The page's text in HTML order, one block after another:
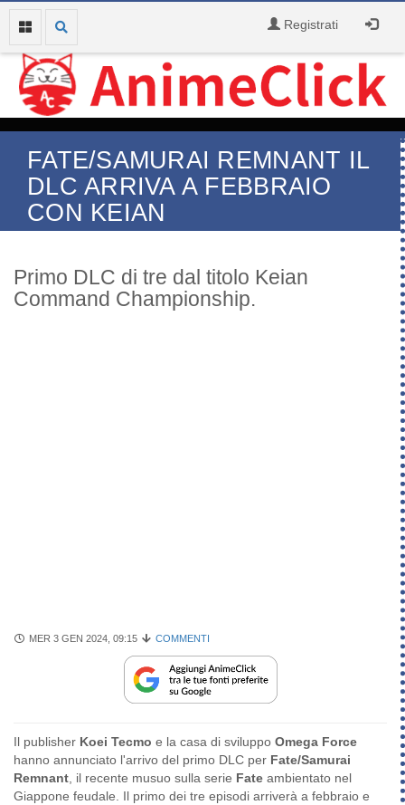
Registrati
FATE/SAMURAI REMNANT IL
DLC ARRIVA A FEBBRAIO
CON KEIAN
Primo DLC di tre dal titolo Keian
Command Championship.
MER 3 GEN 2024, 09:15 COMMENTI
Il publisher Koei Tecmo e la casa di sviluppo Omega Force
hanno annunciato l'arrivo del primo DLC per Fate/Samurai
Remnant, il recente musuo sulla serie Fate ambientato nel
Giappone feudale. Il primo dei tre episodi arriverà a febbraio e